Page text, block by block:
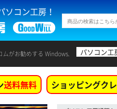
ソコン工房！
ムがお勧めする Windows. パソコン
送料無料 ショッピングク